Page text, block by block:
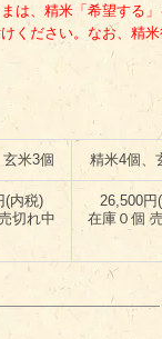
は、精米「希望する
ください。なお、精
米3個 精米4個、
(内税)
切れ中
26,500円
在庫０個